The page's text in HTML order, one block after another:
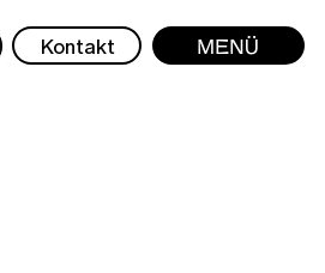
Kontakt Menü